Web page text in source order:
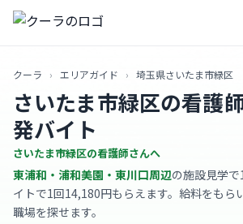
クーラ › エリアガイド › 埼玉県さいたま市緑区
さいたま市緑区の看護
発バイト
さいたま市緑区の看護師さんへ
東浦和・浦和美園・東川口周辺の施設見学
イトで1回14,180円もらえます。給料をもら
職場を探せます。